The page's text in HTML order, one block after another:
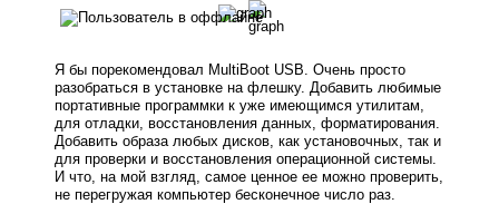
Я бы порекомендовал MultiBoot USB. Очень просто
разобраться в установке на флешку. Добавить любимые
портативные программки к уже имеющимся утилитам,
для отладки, восстановления данных, форматирования.
Добавить образа любых дисков, как установочных, так и
для проверки и восстановления операционной системы.
И что, на мой взгляд, самое ценное ее можно проверить,
не перегружая компьютер бесконечное число раз.